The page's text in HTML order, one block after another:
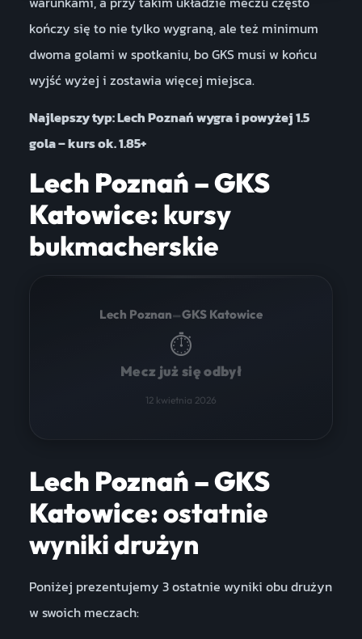
kończy się to nie tylko wygraną, ale też minimum
dwoma golami w spotkaniu, bo GKS musi w końcu
wyjść wyżej i zostawia więcej miejsca.
Najlepszy typ: Lech Poznań wygra i powyżej 1.5
gola – kurs ok. 1.85+
Lech Poznań – GKS
Katowice: kursy
bukmacherskie
Lech Poznan–GKS Katowice
⏱
Mecz już się odbył
12 kwietnia 2026
Lech Poznań – GKS
Katowice: ostatnie
wyniki drużyn
Poniżej prezentujemy 3 ostatnie wyniki obu drużyn
w swoich meczach: